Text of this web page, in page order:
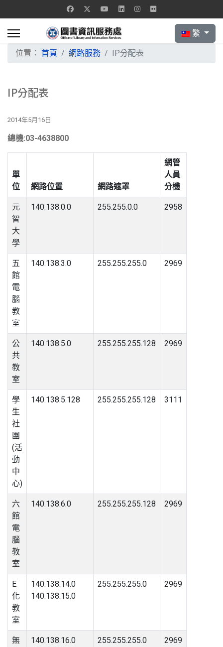
選擇你的語言
繁
位置： 首頁 網路服務 IP分配表
IP分配表
2014年5月16日
總機:03-4638800
單
位
網路位置 網路遮罩
網管
人員
分機
元
智
大
學
140.138.0.0 255.255.0.0 2958
五
館
電
腦
教
室
140.138.3.0 255.255.255.0 2969
公
共
教
室
140.138.5.0 255.255.255.128 2969
學
生
社
團
(活
動
中
心)
140.138.5.128 255.255.255.128 3111
六
館
電
腦
教
室
140.138.6.0 255.255.255.128 2969
E
化
教
室
140.138.14.0
140.138.15.0
255.255.255.0 2969
無
140.138.16.0
255.255.255.0 2969